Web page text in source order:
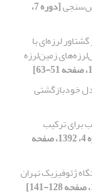
[دوره 7،
لرزه‌ای با
زمین‌لرزه‌
خودبازگشتی
برای ترکیب
[دوره 7، شماره 4، 1392، صفحه
ژئوفیزیک تهران